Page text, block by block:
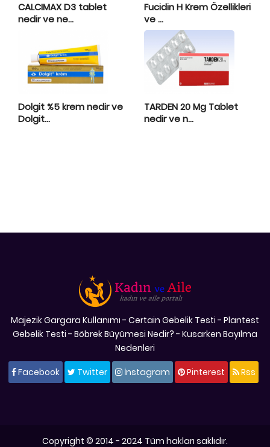
CALCIMAX D3 tablet
nedir ve ne...
Fucidin H Krem Özellikleri
ve ...
Dolgit %5 krem nedir ve
Dolgit...
TARDEN 20 Mg Tablet
nedir ve n...
Majezik Gargara Kullanımı - Certain Gebelik Testi - Plantest
Gebelik Testi - Böbrek Büyümesi Nedir? - Kusarken Bayılma
Nedenleri
Facebook
Twitter İnstagram Pinterest Rss
Copyright © 2014 - 2024 Tüm hakları saklıdır.